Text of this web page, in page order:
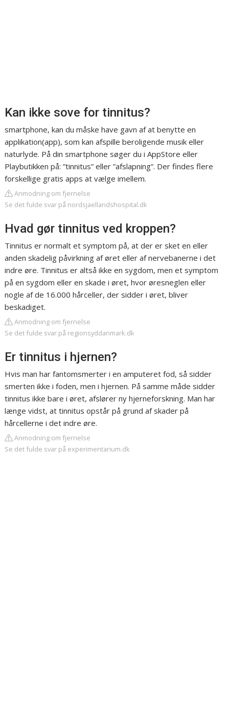
Kan ikke sove for tinnitus?
smartphone, kan du måske have gavn af at benytte en
applikation(app), som kan afspille beroligende musik eller
naturlyde. På din smartphone søger du i AppStore eller
Playbutikken på: ”tinnitus” eller ”afslapning”. Der findes flere
forskellige gratis apps at vælge imellem.
Anmodning om fjernelse
Se det fulde svar på nordsjaellandshospital.dk
Hvad gør tinnitus ved kroppen?
Tinnitus er normalt et symptom på, at der er sket en eller
anden skadelig påvirkning af øret eller af nervebanerne i det
indre øre. Tinnitus er altså ikke en sygdom, men et symptom
på en sygdom eller en skade i øret, hvor øresneglen eller
nogle af de 16.000 hårceller, der sidder i øret, bliver
beskadiget.
Anmodning om fjernelse
Se det fulde svar på regionsyddanmark.dk
Er tinnitus i hjernen?
Hvis man har fantomsmerter i en amputeret fod, så sidder
smerten ikke i foden, men i hjernen. På samme måde sidder
tinnitus ikke bare i øret, afslører ny hjerneforskning. Man har
længe vidst, at tinnitus opstår på grund af skader på
hårcellerne i det indre øre.
Anmodning om fjernelse
Se det fulde svar på experimentarium.dk